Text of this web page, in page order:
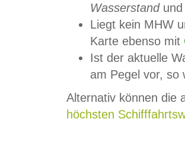
Wasserstandund
Liegt kein MHW
Karte ebenso mit
Ist der aktuelle
am Pegel vor,
Alternativ können die
höchsten